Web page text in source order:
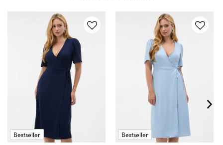
Bestseller Bestseller